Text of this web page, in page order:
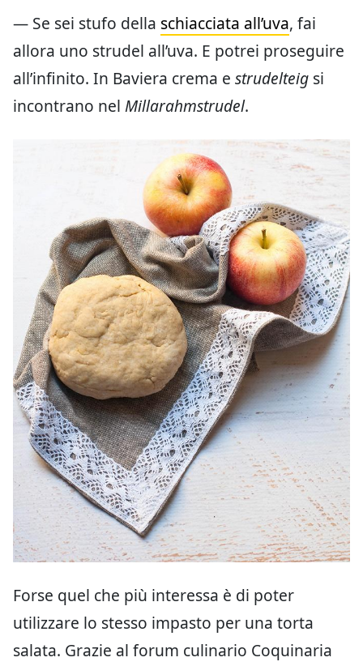
— Se sei stufo della schiacciata all’uva, fai
allora uno strudel all’uva. E potrei proseguire
all’infinito. In Baviera crema e strudelteig si
incontrano nel Millarahmstrudel.
Forse quel che più interessa è di poter
utilizzare lo stesso impasto per una torta
salata. Grazie al forum culinario Coquinaria